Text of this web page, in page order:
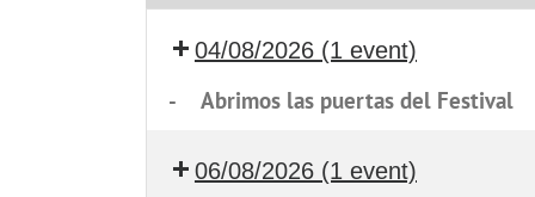
04/08/2026 (1 event)
- Abrimos las puertas del Festival
06/08/2026 (1 event)